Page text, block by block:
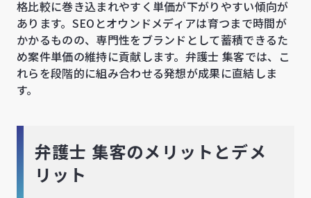
格比較に巻き込まれやすく単価が下がりやすい傾向が
あります。SEOとオウンドメディアは育つまで時間が
かかるものの、専門性をブランドとして蓄積できるた
め案件単価の維持に貢献します。弁護士 集客では、こ
れらを段階的に組み合わせる発想が成果に直結しま
す。
弁護士 集客のメリットとデメ
リット